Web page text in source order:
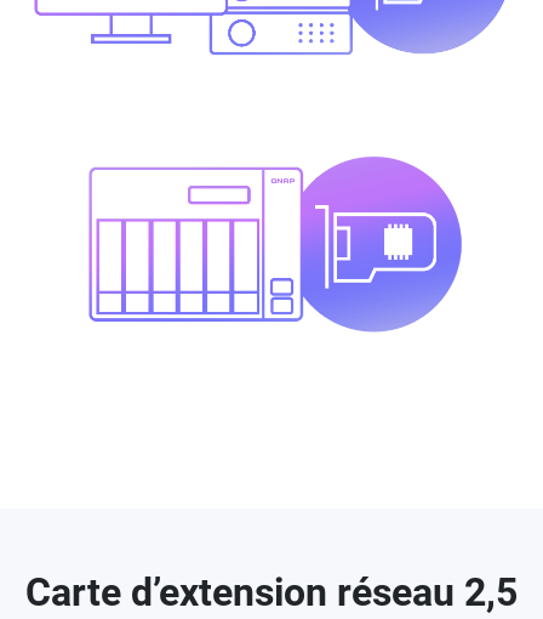
Carte d’extension réseau 2,5